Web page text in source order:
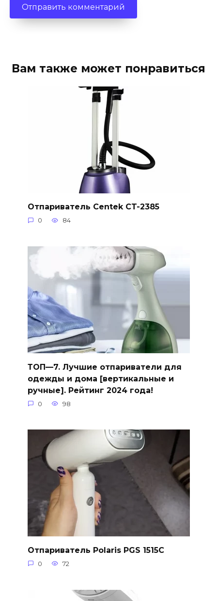
Вам также может понравиться
Отпариватель Centek CT-2385
0 84
ТОП—7. Лучшие отпариватели для
одежды и дома [вертикальные и
ручные]. Рейтинг 2024 года!
0 98
Отпариватель Polaris PGS 1515C
0 72